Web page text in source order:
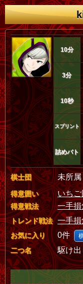
10分
3分
10秒
スプリント
詰めバト
棋士団 未所属
得意囲い いち
得意戦法 一手
トレンド戦法 一手
お気に入り 0件
二つ名 駆け